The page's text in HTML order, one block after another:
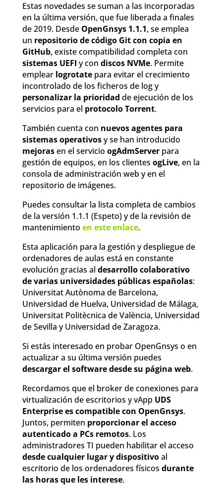
Estas novedades se suman a las incorporadas
en la última versión, que fue liberada a finales
de 2019. Desde OpenGnsys 1.1.1, se emplea
un repositorio de código Git con copia en
GitHub, existe compatibilidad completa con
sistemas UEFI y con discos NVMe. Permite
emplear logrotatepara evitar el crecimiento
incontrolado de los ficheros de log y
personalizar la prioridad de ejecución de los
servicios para el protocolo Torrent.
También cuenta con nuevos agentes para
sistemas operativosy se han introducido
mejorasen el servicio ogAdmServerpara
gestión de equipos, en los clientes ogLive, en la
consola de administración web y en el
repositorio de imágenes.
Puedes consultar la lista completa de cambios
de la versión 1.1.1 (Espeto) y de la revisión de
mantenimiento en este enlace.
Esta aplicación para la gestión y despliegue de
ordenadores de aulas está en constante
evolución gracias al desarrollo colaborativo
de varias universidades públicas españolas:
Universitat Autònoma de Barcelona,
Universidad de Huelva, Universidad de Málaga,
Universitat Politècnica de València, Universidad
de Sevilla y Universidad de Zaragoza.
Si estás interesado en probar OpenGnsys o en
actualizar a su última versión puedes
descargar el software desde su página web.
Recordamos que el broker de conexiones para
virtualización de escritorios y vApp UDS
Enterprise es compatible con OpenGnsys.
Juntos, permiten proporcionar el acceso
autenticado a PCs remotos. Los
administradores TI pueden habilitar el acceso
desde cualquier lugar y dispositivoal
escritorio de los ordenadores físicos durante
las horas que les interese.